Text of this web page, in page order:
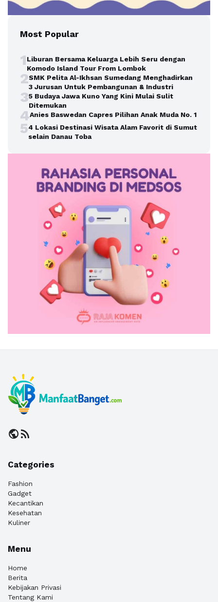
Most Popular
1Liburan Bersama Keluarga Lebih Seru dengan
Komodo Island Tour From Lombok
2SMK Pelita Al-Ikhsan Sumedang Menghadirkan
3 Jurusan Untuk Pembangunan & Industri
35 Budaya Jawa Kuno Yang Kini Mulai Sulit
Ditemukan
4Anies Baswedan Capres Pilihan Anak Muda No. 1
54 Lokasi Destinasi Wisata Alam Favorit di Sumut
selain Danau Toba
publicrss_feed
Categories
Fashion
Gadget
Kecantikan
Kesehatan
Kuliner
Menu
Home
Berita
Kebijakan Privasi
Tentang Kami